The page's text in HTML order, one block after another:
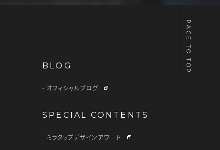
PAGE TO TOP
BLOG
オフィシャルブログ
SPECIAL CONTENTS
ミラタップデザインアワード